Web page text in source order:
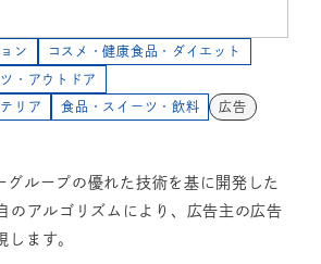
ン コスメ・健康食品・ダイエット
・アウトドア
リア 食品・スイーツ・飲料 広告
グループの優れた技術を基に開発した
のアルゴリズムにより、広告主の広告
します。